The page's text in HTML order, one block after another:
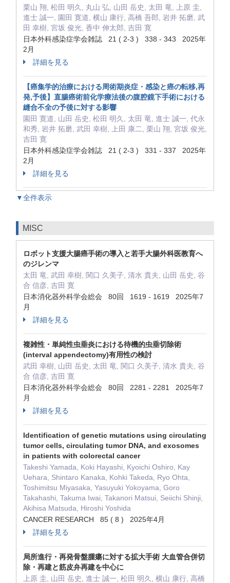
栗山 翔, 松田 明久, 丸山 弘, 山田 岳史, 太田 竜, 上原 圭,
進士 誠一, 園田 寛道, 横山 康行, 高橋 吾郎, 岩井 拓磨, 武
田 幸樹, 宮坂 俊光, 香中 伸太郎, 吉田 寛
日本外科感染症学会雑誌 21 ( 2-3 ) 338 - 343 2025年
2月
詳細を見る
【癌集学的治療における周術期炎症・感染と癌の転移,再
発,予後】直腸癌術前化学療法後の腹腔鏡下手術における
縫合不全の予後に対する影響
園田 寛道, 山田 岳史, 松田 明久, 太田 竜, 進士 誠一, 代永
和秀, 岩井 拓磨, 武田 幸樹, 上田 康二, 栗山 翔, 宮坂 俊光,
吉田 寛
日本外科感染症学会雑誌 21 ( 2-3 ) 331 - 337 2025年
2月
詳細を見る
▼全件表示
MISC
ロボット支援大腸癌手術の導入と若手大腸外科医教育へ
のジレンマ
太田 竜, 武田 幸樹, 関口 久美子, 清水 貴夫, 山田 岳史, 谷
合 信彦, 吉田 寛
日本消化器外科学会総会 80回 1619 - 1619 2025年7
月
詳細を見る
複雑性・単純性虫垂炎における待機的虫垂切除術
(interval appendectomy)有用性の検討
武田 幸樹, 山田 岳史, 太田 竜, 関口 久美子, 清水 貴夫, 谷
合 信彦, 吉田 寛
日本消化器外科学会総会 80回 2281 - 2281 2025年7
月
詳細を見る
Identification of genetic mutations using circulating
tumor cells, circulating tumor DNA, and exosomes
in patients with colorectal cancer
Takeshi Yamada, Koki Hayashi, Kyoichi Oshiro, Kay
Uehara, Shintaro Kanaka, Kohki Takeda, Ryo Ohta,
Toshimitsu Miyasaka, Yasuyuki Yokoyama, Goro
Takahashi, Takuma Iwai, Takanori Matsui, Seiichi Shinji,
Akihisa Matsuda, Hiroshi Yoshida
CANCER RESEARCH 85 ( 8 ) 2025年4月
詳細を見る
局所進行・再発骨盤腫瘍に対する拡大手術 大血管合併切
除・再建と筋皮弁再建を中心に
上原 圭, 山田 岳史, 進士 誠一, 松田 明久, 横山 康行, 高橋